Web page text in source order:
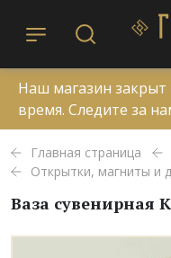
Наш магазин
время. Следите за
Главная страница
Открытки, магниты и
Ваза сувенирная